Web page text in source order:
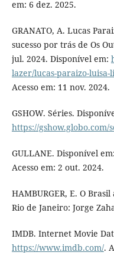
em: 6 dez. 2025.
GRANATO, A. Lucas
sucesso por trás de Os
jul. 2024. Disponível em:
lazer/lucas-paraizo-
Acesso em: 11 nov. 2024.
GSHOW. Séries.
https://gshow.globo.com/
GULLANE. Disponível em:
Acesso em: 2 out. 2024.
HAMBURGER, E. O
Rio de Janeiro: Jorge
IMDB. Internet Movie
https://www.imdb.com/.